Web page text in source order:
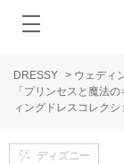
DRESSY > ウェディ
「プリンセスと魔法
ィングドレスコレク
ディズニー